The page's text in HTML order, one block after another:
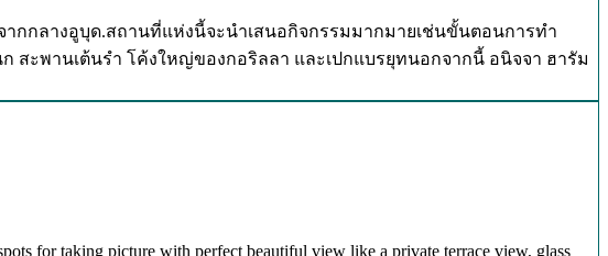
จากกลางอูบุด.สถานที่แห่งนี้จะนำเสนอกิจกรรมมากมายเช่นขั้นตอนการทำ
สะพานเต้นรำ โค้งใหญ่ของกอริลลา และเปกแบรยุทนอกจากนี้ อนิจจา ฮารัม
for taking picture with perfect beautiful view like a private terrace view, glass